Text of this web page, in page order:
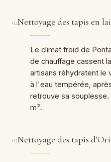
02Nettoyage des tapis en
Le climat froid de
de chauffage cassent
artisans réhydratent le
à l'eau tempérée,
retrouve sa
m².
03Nettoyage des tapis